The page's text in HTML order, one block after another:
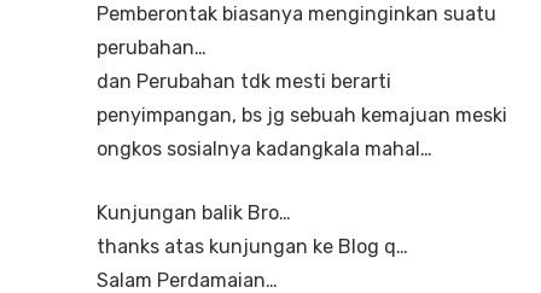
Pemberontak biasanya menginginkan suatu
perubahan…
dan Perubahan tdk mesti berarti
penyimpangan, bs jg sebuah kemajuan meski
ongkos sosialnya kadangkala mahal…
Kunjungan balik Bro…
thanks atas kunjungan ke Blog q…
Salam Perdamaian…